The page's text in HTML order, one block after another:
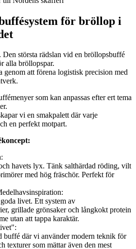
för bröllop i
största rädslan vid en bröllopsbuffé
alla bröllopspar.
genom att förena logistisk precision med
som kan anpassas efter ert tema
vi en smakpalett där varje
en perfekt motpart.
havets lyx. Tänk salthärdad röding, vilt
med hög fräschör. Perfekt för
livet. Ett system av
grillade grönsaker och långkokt protein
utan att tappa karaktär.
buffé där vi använder modern teknik för
texturer som mättar även den mest